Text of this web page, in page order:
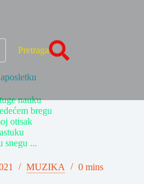
Pretraga
nauku
bregu
otisak
snegu ...
MUZIKA 0 mins